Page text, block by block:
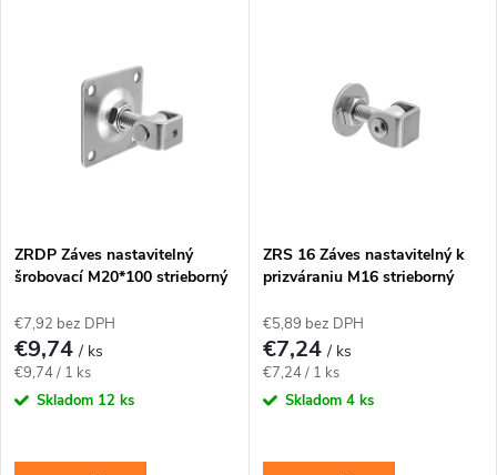
ZRDP Záves nastavitelný
šrobovací M20*100 strieborný
€7,92 bez DPH
€9,74/ ks
Jednotková
cena:
€9,74 / 1 ks
Skladom 12 ks
ZRS 16 Záves nastavitelný k
prizváraniu M16 strieborný
€5,89 bez DPH
€7,24/ ks
Jednotková
cena:
€7,24 / 1 ks
Skladom 4 ks